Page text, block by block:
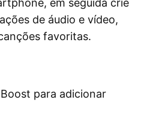
de áudio e vídeo,
favoritas.
para adicionar